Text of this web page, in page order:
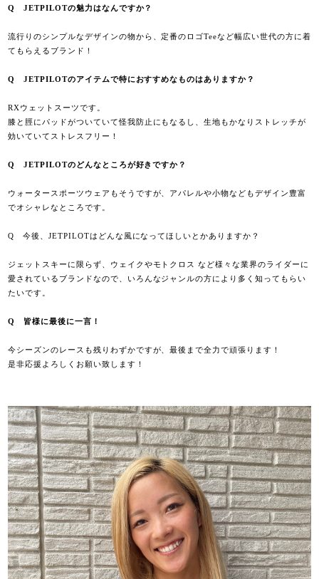
Q JETPILOTの魅力はなんですか？
流行りのシンプルなデザインの物から、定番のロゴTeeなど幅広い世代の方に着
てもらえるブランド！
Q JETPILOTのアイテムで特におすすめなものはありますか？
RXウェットスーツです。
膝と脛にパッドがついていて怪我防止にもなるし、生地もかなりストレッチが
効いていてストレスフリー！
Q JETPILOTのどんなところが好きですか？
ウォータースポーツウェアもそうですが、アパレルや小物などもデザイン豊富
でオシャレなところです。
Q 今後、JETPILOTはどんな風になってほしいとかありますか？
ジェットスキーに限らず、ウェイクやモトクロス など様々な業界のライダーに
愛されているブランドなので、いろんなジャンルの方により多く知ってもらい
たいです。
Q 皆様に最後に一言！
今シーズンのレースも残りわずかですが、最後まで全力で頑張ります！
是非応援よろしくお願い致します！